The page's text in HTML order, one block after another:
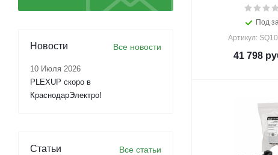
Под
Артикул:
41 798
Новости Все новости
10 Июля 2026
PLEXUP скоро в
КраснодарЭлектро!
Статьи Все статьи